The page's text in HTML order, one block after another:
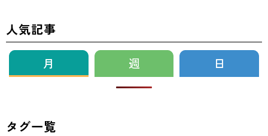
人気記事
月 週 日
タグ一覧